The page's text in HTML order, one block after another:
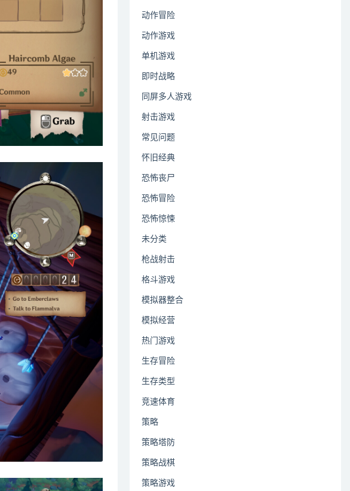
动作冒险
动作游戏
单机游戏
即时战略
同屏多人游戏
射击游戏
常见问题
怀旧经典
恐怖丧尸
恐怖冒险
恐怖惊悚
未分类
枪战射击
格斗游戏
模拟器整合
模拟经营
热门游戏
生存冒险
生存类型
竞速体育
策略
策略塔防
策略战棋
策略游戏